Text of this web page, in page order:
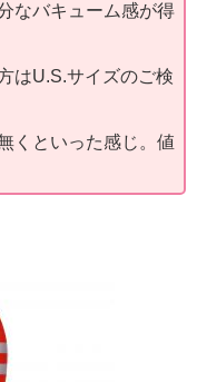
なバキューム感が得
はU.S.サイズのご検
くといった感じ。値